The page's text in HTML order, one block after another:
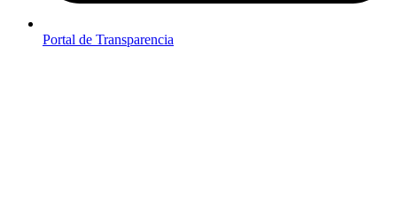
Portal de Transparencia